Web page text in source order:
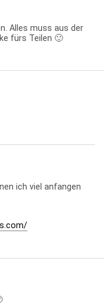
Alles muss aus der
fürs Teilen 🙂
ich viel anfangen